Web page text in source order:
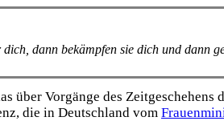
dann bekämpfen sie dich und dann
über Vorgänge des
die in Deutschland vom